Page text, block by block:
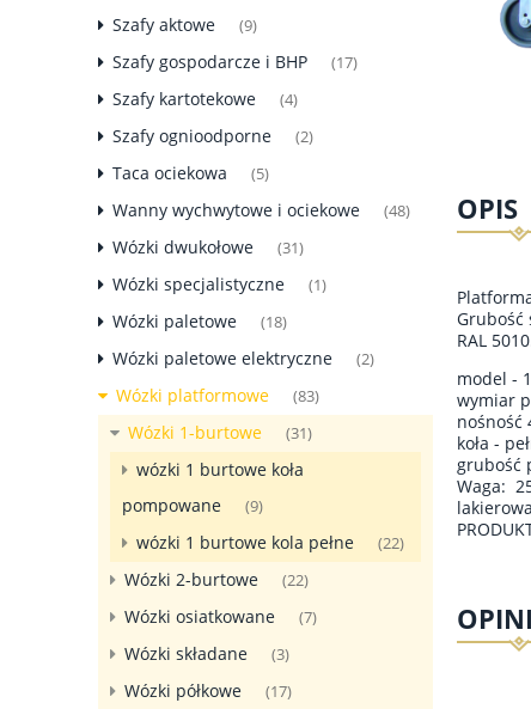
Szafy aktowe (9)
Szafy gospodarcze i BHP (17)
Szafy kartotekowe (4)
Szafy ognioodporne (2)
Taca ociekowa (5)
Wanny wychwytowe i ociekowe (48)
Wózki dwukołowe (31)
Wózki specjalistyczne (1)
Wózki paletowe (18)
Wózki paletowe elektryczne (2)
Wózki platformowe (83)
Wózki 1-burtowe (31)
wózki 1 burtowe koła
pompowane
(9)
wózki 1 burtowe kola pełne (22)
Wózki 2-burtowe (22)
Wózki osiatkowane (7)
Wózki składane (3)
Wózki półkowe (17)
OPIS
Grubość
RAL
model -
wymiar
nośność
koła -
grubość
Waga: